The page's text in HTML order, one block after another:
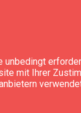
mit Ihrer